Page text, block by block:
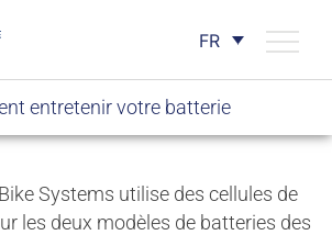
FR
entretenir votre batterie
Systems utilise des cellules de
les deux modèles de batteries des